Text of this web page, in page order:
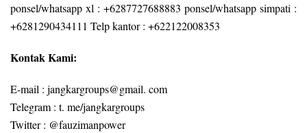
ponsel/whatsapp xl : +6287727688883 ponsel/whatsapp simpati :
+6281290434111 Telp kantor : +622122008353
Kontak Kami:
E-mail : jangkargroups@gmail. com
Telegram : t. me/jangkargroups
Twitter : @fauzimanpower